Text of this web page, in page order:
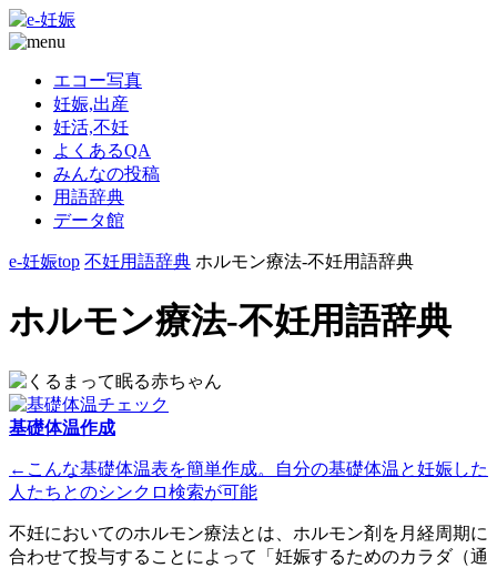
エコー写真
妊娠,出産
妊活,不妊
よくあるQA
みんなの投稿
用語辞典
データ館
e-妊娠top 不妊用語辞典 ホルモン療法-不妊用語辞典
ホルモン療法-不妊用語辞典
基礎体温作成
←こんな基礎体温表を簡単作成。自分の基礎体温と妊娠した
人たちとのシンクロ検索が可能
不妊においてのホルモン療法とは、ホルモン剤を月経周期に
合わせて投与することによって「妊娠するためのカラダ（通